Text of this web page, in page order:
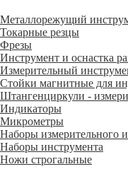
Металлорежущий
Токарные резцы
Фрезы
Инструмент и оснастка
Измерительный
Стойки магнитные для
Штангенциркули -
Индикаторы
Микрометры
Наборы измерительного
Наборы инструмента
Ножи строгальные